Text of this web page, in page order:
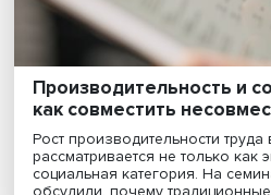
империи
Железные дороги строили
стратегических нужд — но
экономику уездов,
двигатели, заводы и
ВШЭ исследоват......